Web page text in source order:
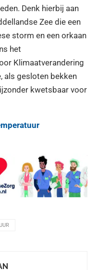
Denk hierbij aan
Zee die een
storm en een orkaan
het
Klimaatverandering
als gesloten bekken
kwetsbaar voor